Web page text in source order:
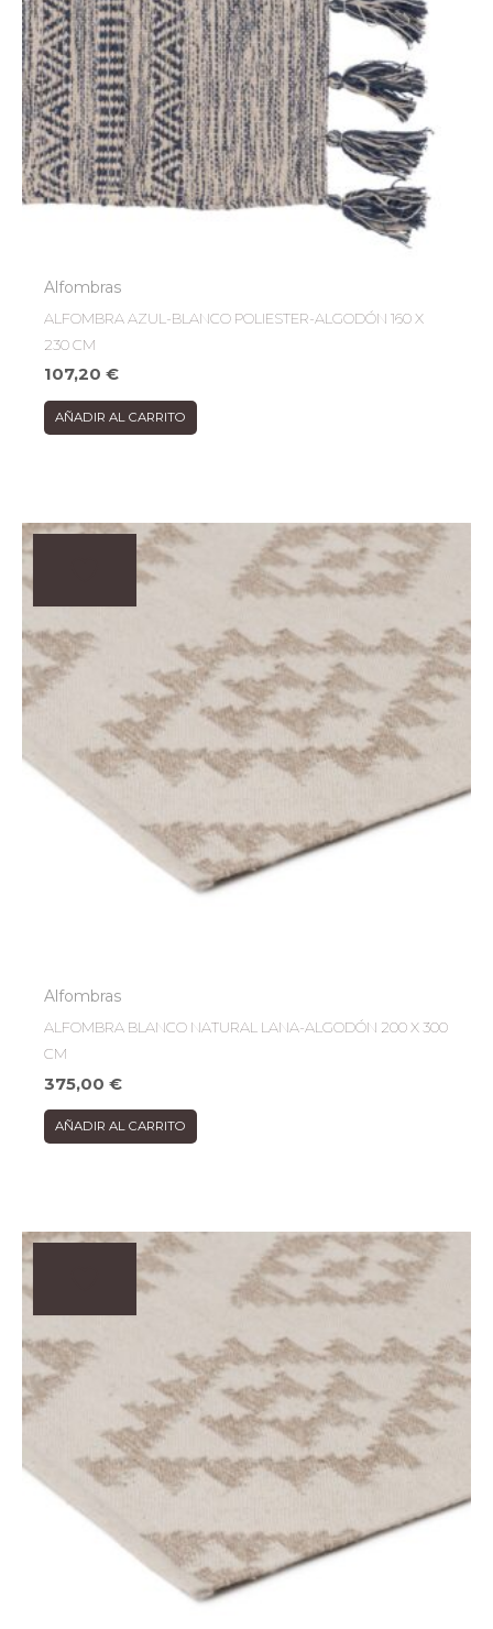
Alfombras
ALFOMBRA AZUL-BLANCO POLIESTER-ALGODÓN 160 X
230 CM
107,20 €
AÑADIR AL CARRITO
Alfombras
ALFOMBRA BLANCO NATURAL LANA-ALGODÓN 200 X 300
CM
375,00 €
AÑADIR AL CARRITO